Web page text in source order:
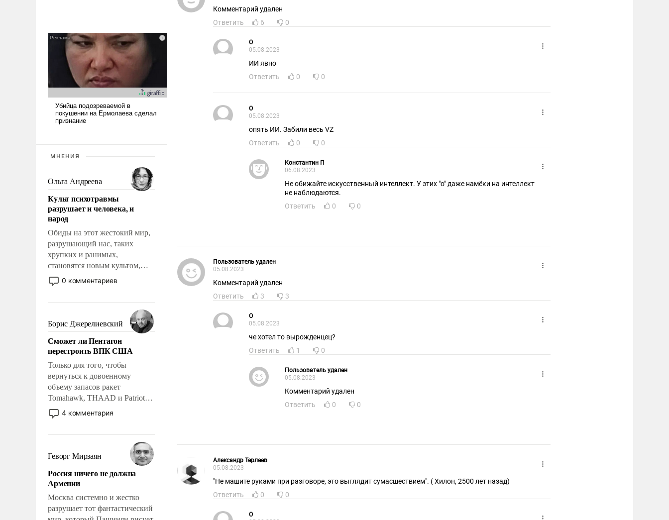
МНЕНИЯ
Ольга Андреева
Культ психотравмы
разрушает и человека, и
народ
Обиды на этот жестокий мир,
разрушающий нас, таких
хрупких и ранимых,
становятся новым культом,
постепенно вытесняя и
отменяя традиционное
мужественным и твердым под
ударами судьбы, брать на себя
ответственность, помогать
слабым, идти вперед и
адаптироваться.
0 комментариев
Борис Джерелиевский
Сможет ли Пентагон
перестроить ВПК США
Только для того, чтобы
вернуться к довоенному
объему запасов ракет
Tomahawk, THAAD и Patriot
США потребуется более трех
лет. Даже небольшая война с
Сложившаяся ситуация
означает многолетний период
уязвимости США, например,
перед Китаем.
4 комментария
Геворг Мирзаян
Россия ничего не должна
Армении
Москва системно и жестко
разрушает тот фантастический
Комментарий удален
Ответить
6 0
О
05.08.2023
ИИ явно
Ответить
0 0
О
05.08.2023
опять ИИ. Забили весь VZ
Ответить
0 0
Константин П
06.08.2023
Не обижайте искусственный интеллект. У этих "о" даже намёки на интеллект
не наблюдаются.
Ответить
0 0
Пользователь удален
05.08.2023
Комментарий удален
Ответить
3 3
О
05.08.2023
че хотел то вырожденцец?
Ответить
1 0
Пользователь удален
05.08.2023
Комментарий удален
Ответить
0 0
Александр Терлеев
05.08.2023
"Не машите руками при разговоре, это выглядит сумасшествием". ( Хилон, 2500 лет назад)
Ответить
0 0
О